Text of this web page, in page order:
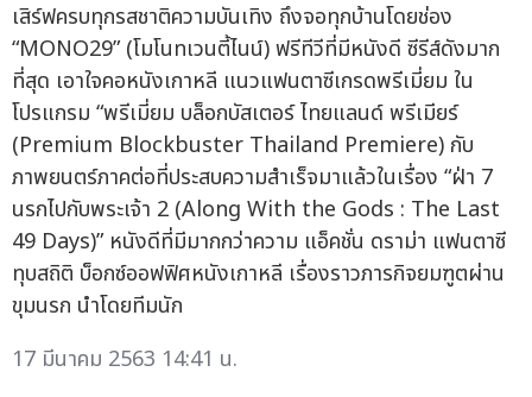
เสิร์ฟครบทุกรสชาติความบันเทิง ถึงจอทุกบ้านโดยช่อง
“MONO29” (โมโนทเวนตี้ไนน์) ฟรีทีวีที่มีหนังดี ซีรีส์ดังมาก
ที่สุด เอาใจคอหนังเกาหลี แนวแฟนตาซีเกรดพรีเมี่ยม ใน
โปรแกรม “พรีเมี่ยม บล็อกบัสเตอร์ ไทยแลนด์ พรีเมียร์
(Premium Blockbuster Thailand Premiere) กับ
ภาพยนตร์ภาคต่อที่ประสบความสำเร็จมาแล้วในเรื่อง “ฝ่า 7
นรกไปกับพระเจ้า 2 (Along With the Gods : The Last
49 Days)” หนังดีที่มีมากกว่าความ แอ็คชั่น ดราม่า แฟนตาซี
ทุบสถิติ บ็อกซ์ออฟฟิศหนังเกาหลี เรื่องราวภารกิจยมฑูตผ่าน
ขุมนรก นำโดยทีมนัก
17 มีนาคม 2563 14:41 น.